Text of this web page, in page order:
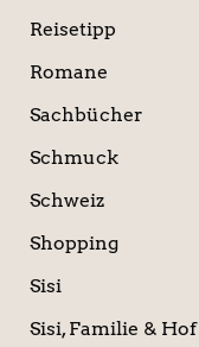
Reisetipp
Romane
Sachbücher
Schmuck
Schweiz
Shopping
Sisi
Sisi, Familie & Hof